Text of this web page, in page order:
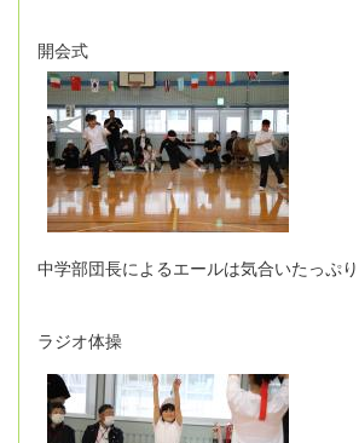
開会式
中学部団長によるエールは気合いたっぷり
ラジオ体操